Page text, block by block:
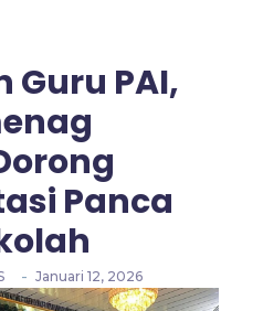
Guru PAI,
Panca
- Januari 12, 2026